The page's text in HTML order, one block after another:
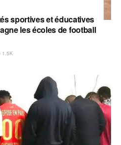
sportives et éducatives
les écoles de football
1.5K